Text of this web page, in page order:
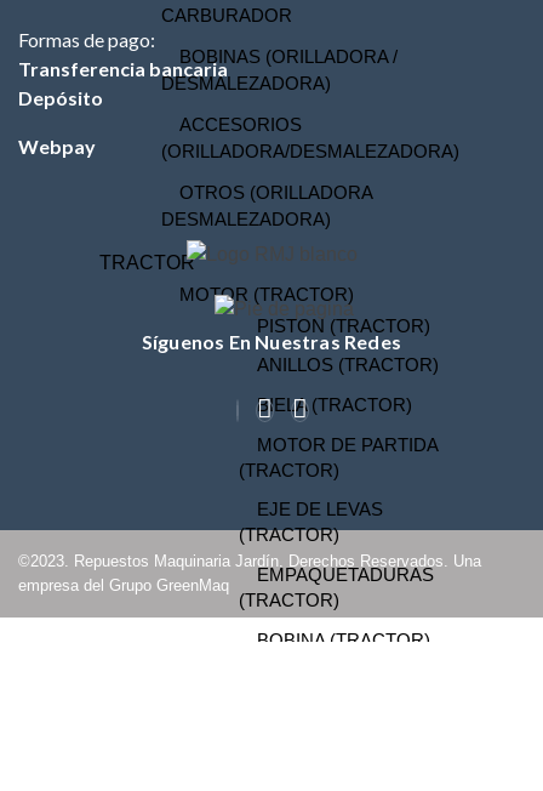
CARBURADOR
BOBINAS (ORILLADORA /
DESMALEZADORA)
ACCESORIOS
(ORILLADORA/DESMALEZADORA)
OTROS (ORILLADORA
DESMALEZADORA)
TRACTOR
MOTOR (TRACTOR)
PISTON (TRACTOR)
ANILLOS (TRACTOR)
BIELA (TRACTOR)
MOTOR DE PARTIDA
(TRACTOR)
EJE DE LEVAS
(TRACTOR)
EMPAQUETADURAS
(TRACTOR)
BOBINA (TRACTOR)
Formas de pago:
Transferencia bancaria
Depósito
Webpay
Síguenos En Nuestras Redes
©2023. Repuestos Maquinaria Jardín. Derechos Reservados. Una
empresa del Grupo GreenMaq